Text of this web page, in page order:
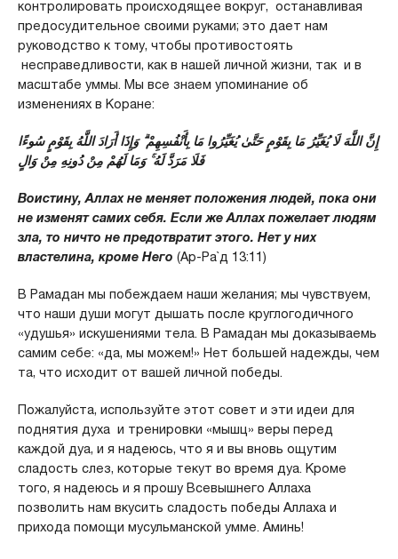
контролировать происходящее вокруг, останавливая
предосудительное своими руками; это дает нам
руководство к тому, чтобы противостоять
несправедливости, как в нашей личной жизни, так и в
масштабе уммы. Мы все знаем упоминание об
изменениях в Коране:
إِنَّ اللَّهَ لَا يُغَيِّرُ مَا بِقَوْمٍ حَتَّىٰ يُغَيِّرُوا مَا بِأَنْفُسِهِمْ ۗ وَإِذَا أَرَادَ اللَّهُ بِقَوْمٍ سُوءًا
فَلَا مَرَدَّ لَهُ ۚ وَمَا لَهُمْ مِنْ دُونِهِ مِنْ وَالٍ
Воистину, Аллах не меняет положения людей, пока они
не изменят самих себя. Если же Аллах пожелает людям
зла, то ничто не предотвратит этого. Нет у них
властелина, кроме Него (Ар-Ра`д 13:11)
В Рамадан мы побеждаем наши желания; мы чувствуем,
что наши души могут дышать после круглогодичного
«удушья» искушениями тела. В Рамадан мы доказываемь
самим себе: «да, мы можем!» Нет большей надежды, чем
та, что исходит от вашей личной победы.
Пожалуйста, используйте этот совет и эти идеи для
поднятия духа и тренировки «мышц» веры перед
каждой дуа, и я надеюсь, что я и вы вновь ощутим
сладость слез, которые текут во время дуа. Кроме
того, я надеюсь и я прошу Всевышнего Аллаха
позволить нам вкусить сладость победы Аллаха и
прихода помощи мусульманской умме. Аминь!